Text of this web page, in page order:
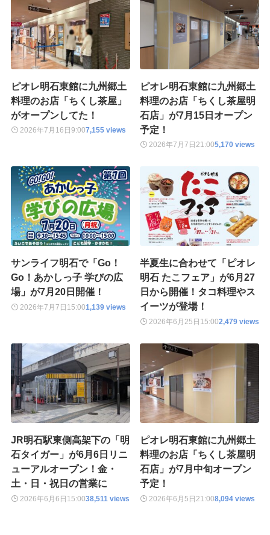
ピオレ明石東館に九州郷土
料理のお店「ちくし茶屋」
がオープンしてた！
2026年7月16日 9:007,155 views
ピオレ明石東館に九州郷土
料理のお店「ちくし茶屋明
石店」が7月15日オープン
予定！
2026年7月7日21:005,170 views
サンライフ明石で「Go！
Go！あかしっ子 学びの広
場」が7月20日開催！
2026年7月7日 15:001,139 views
半夏生に合わせて「ピオレ
明石 たこフェア」が6月27
日から開催！タコ料理やス
イーツが登場！
2026年6月25日 15:002,479 views
JR明石駅東側高架下の「明
石タイガー」が6月6日リニ
ューアルオープン！金・
土・日・祝日の営業に
2026年6月6日 15:0038,511 views
ピオレ明石東館に九州郷土
料理のお店「ちくし茶屋明
石店」が7月中旬オープン
予定！
2026年6月5日 21:008,094 views